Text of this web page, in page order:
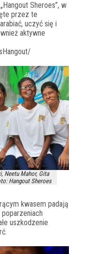
Sheroes”, w
przez te
uczyć się i
aktywne
Neetu Mahor, Gita
Hangout Sheroes
kwasem padają
uszkodzenie